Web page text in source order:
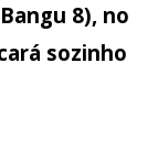
8), no
sozinho